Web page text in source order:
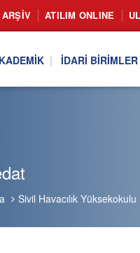
ATILIM ONLINE
İDARI BIRIMLER
Sivil Havacılık Yüksekokulu